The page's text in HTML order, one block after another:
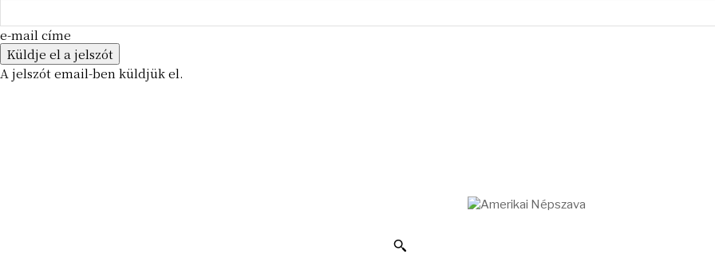
e-mail címe
A jelszót email-ben küldjük el.